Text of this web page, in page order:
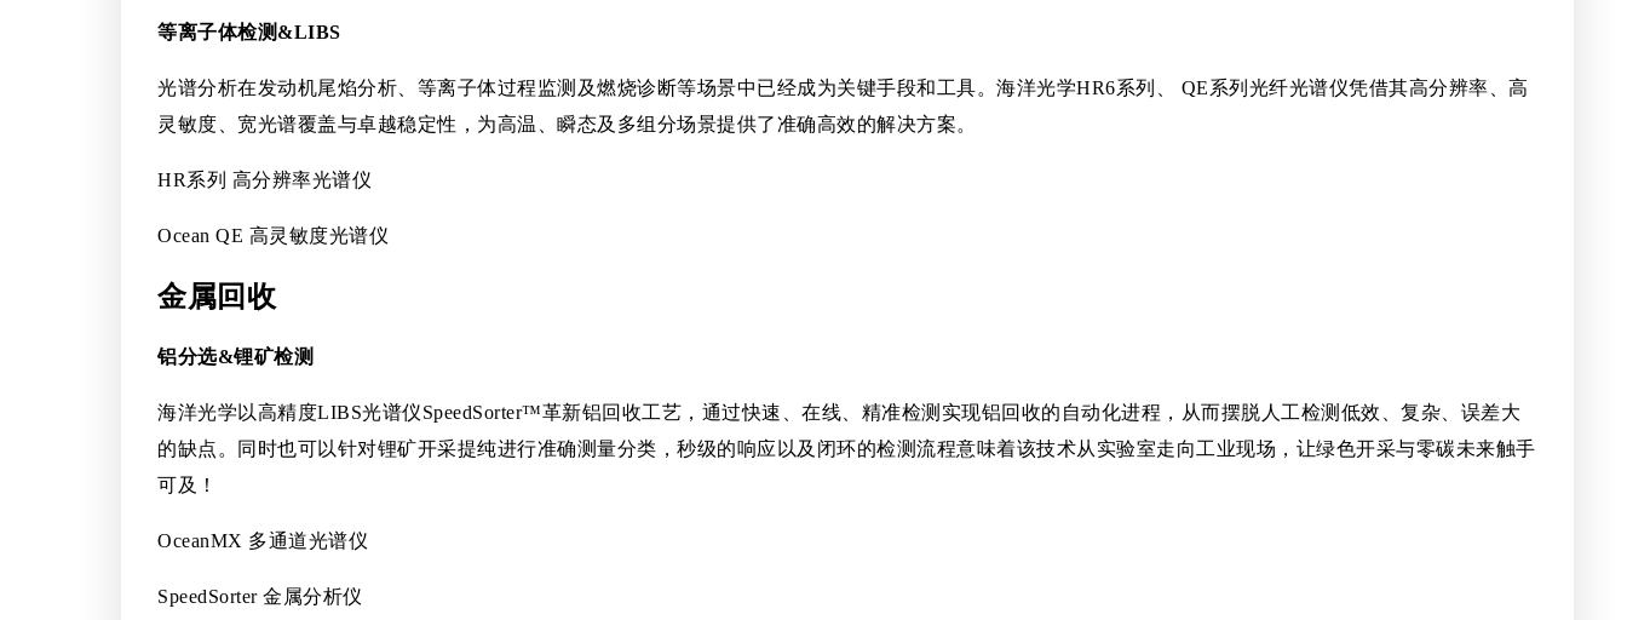
等离子体检测&LIBS
光谱分析在发动机尾焰分析、等离子体过程监测及燃烧诊断等场景中已经成为关键手段和工具。海洋光学HR6系列、 QE系列光纤光谱仪凭借其高分辨率、高
灵敏度、宽光谱覆盖与卓越稳定性，为高温、瞬态及多组分场景提供了准确高效的解决方案。
HR系列 高分辨率光谱仪
Ocean QE 高灵敏度光谱仪
金属回收
铝分选&锂矿检测
海洋光学以高精度LIBS光谱仪SpeedSorter™革新铝回收工艺，通过快速、在线、精准检测实现铝回收的自动化进程，从而摆脱人工检测低效、复杂、误差大
的缺点。同时也可以针对锂矿开采提纯进行准确测量分类，秒级的响应以及闭环的检测流程意味着该技术从实验室走向工业现场，让绿色开采与零碳未来触手
可及！
OceanMX 多通道光谱仪
SpeedSorter 金属分析仪